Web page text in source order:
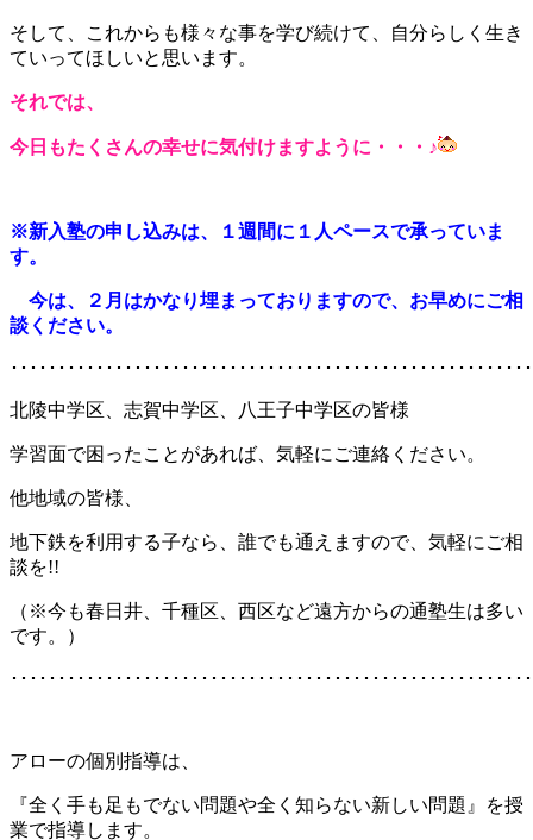
そして、これからも様々な事を学び続けて、自分らしく生き
ていってほしいと思います。
それでは、
今日もたくさんの幸せに気付けますように・・・♪
※新入塾の申し込みは、１週間に１人ペースで承っていま
す。
今は、２月はかなり埋まっておりますので、お早めにご相
談ください。
･･････････････････････････････････････････････････････
北陵中学区、志賀中学区、八王子中学区の皆様
学習面で困ったことがあれば、気軽にご連絡ください。
他地域の皆様、
地下鉄を利用する子なら、誰でも通えますので、気軽にご相
談を!!
（※今も春日井、千種区、西区など遠方からの通塾生は多い
です。）
･･････････････････････････････････････････････････････
アローの個別指導は、
『全く手も足もでない問題や全く知らない新しい問題』を授
業で指導します。